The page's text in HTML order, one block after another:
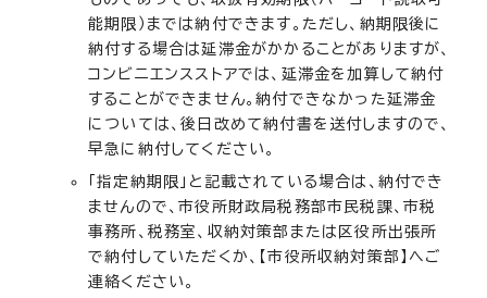
能期限）までは納付できます。ただし、納期限後に
納付する場合は延滞金がかかることがありますが、
コンビニエンスストアでは、延滞金を加算して納付
することができません。納付できなかった延滞金
については、後日改めて納付書を送付しますので、
早急に納付してください。
「指定納期限」と記載されている場合は、納付でき
ませんので、市役所財政局税務部市民税課、市税
事務所、税務室、収納対策部または区役所出張所
で納付していただくか、【市役所収納対策部】へご
連絡ください。